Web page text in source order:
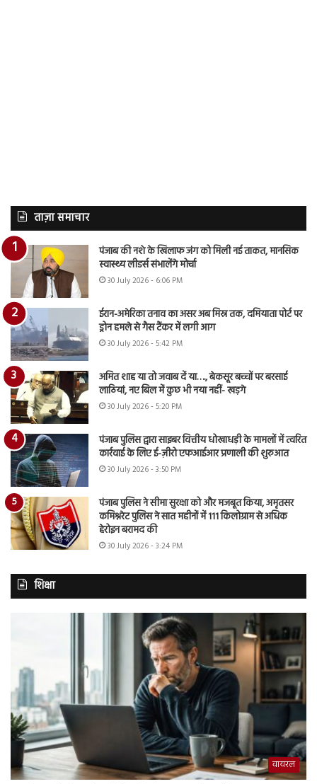
ताज़ा समाचार
पंजाब की नशे के खिलाफ जंग को मिली नई ताकत, मानसिक
स्वास्थ्य लीडर्स संभालेंगे मोर्चा
30 July 2026 - 6:06 PM
ईरान-अमेरिका तनाव का असर अब मिस्र तक, दमियाता पोर्ट पर
ड्रोन हमले से गैस टैंकर में लगी आग
30 July 2026 - 5:42 PM
अमित शाह या तो जवाब दें या…., बेकसूर बच्चों पर बरसाई
लाठियां, नए बिल में कुछ भी नया नहीं- खड़गे
30 July 2026 - 5:20 PM
पंजाब पुलिस द्वारा साइबर वित्तीय धोखाधड़ी के मामलों में त्वरित
कार्रवाई के लिए ई-ज़ीरो एफआईआर प्रणाली की शुरुआत
30 July 2026 - 3:50 PM
पंजाब पुलिस ने सीमा सुरक्षा को और मजबूत किया, अमृतसर
कमिश्नरेट पुलिस ने सात महीनों में 111 किलोग्राम से अधिक
हेरोइन बरामद की
30 July 2026 - 3:24 PM
शिक्षा
वायरल